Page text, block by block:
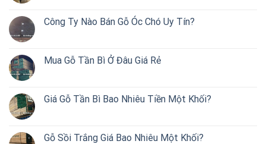
Công Ty Nào Bán Gỗ Óc Chó Uy Tín?
Mua Gỗ Tần Bì Ở Đâu Giá Rẻ
Giá Gỗ Tần Bì Bao Nhiêu Tiền Một Khối?
Gỗ Sồi Trắng Giá Bao Nhiêu Một Khối?